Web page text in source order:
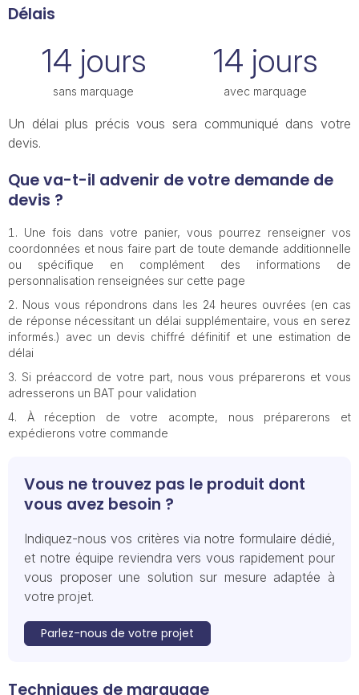
Délais
14 jours
sans marquage
14 jours
avec marquage
Un délai plus précis vous sera communiqué dans votre
devis.
Que va-t-il advenir de votre demande de
devis ?
Une fois dans votre panier, vous pourrez renseigner vos
coordonnées et nous faire part de toute demande additionnelle
ou spécifique en complément des informations de
personnalisation renseignées sur cette page
Nous vous répondrons dans les 24 heures ouvrées (en cas
de réponse nécessitant un délai supplémentaire, vous en serez
informés.) avec un devis chiffré définitif et une estimation de
délai
Si préaccord de votre part, nous vous préparerons et vous
adresserons un BAT pour validation
À réception de votre acompte, nous préparerons et
expédierons votre commande
Vous ne trouvez pas le produit dont
vous avez besoin ?
Indiquez-nous vos critères via notre formulaire dédié,
et notre équipe reviendra vers vous rapidement pour
vous proposer une solution sur mesure adaptée à
votre projet.
Parlez-nous de votre projet
Techniques de marquage